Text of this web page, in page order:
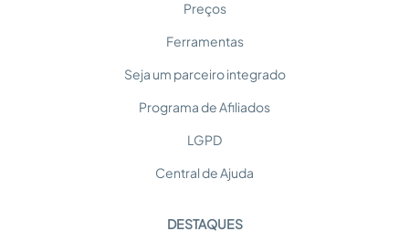
Preços
Ferramentas
Seja um parceiro integrado
Programa de Afiliados
LGPD
Central de Ajuda
DESTAQUES